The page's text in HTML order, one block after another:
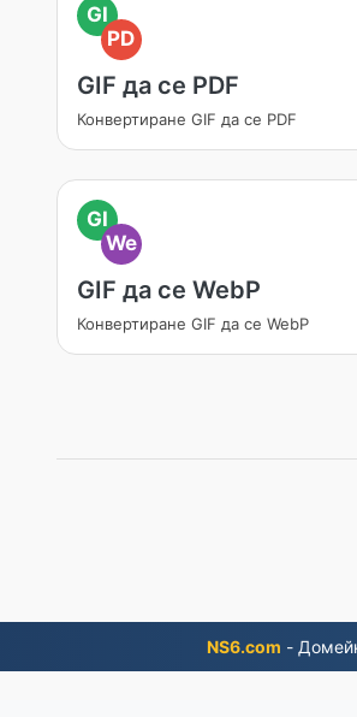
GI
PD
GIF да се PDF
Конвертиране GIF да се PDF
GI
We
GIF да се WebP
Конвертиране GIF да се WebP
NS6.com -